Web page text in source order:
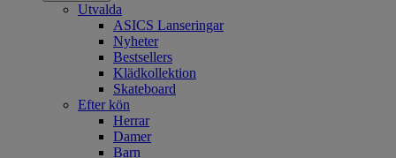
Utvalda
ASICS Lanseringar
Nyheter
Bestsellers
Klädkollektion
Skateboard
Efter kön
Herrar
Damer
Barn